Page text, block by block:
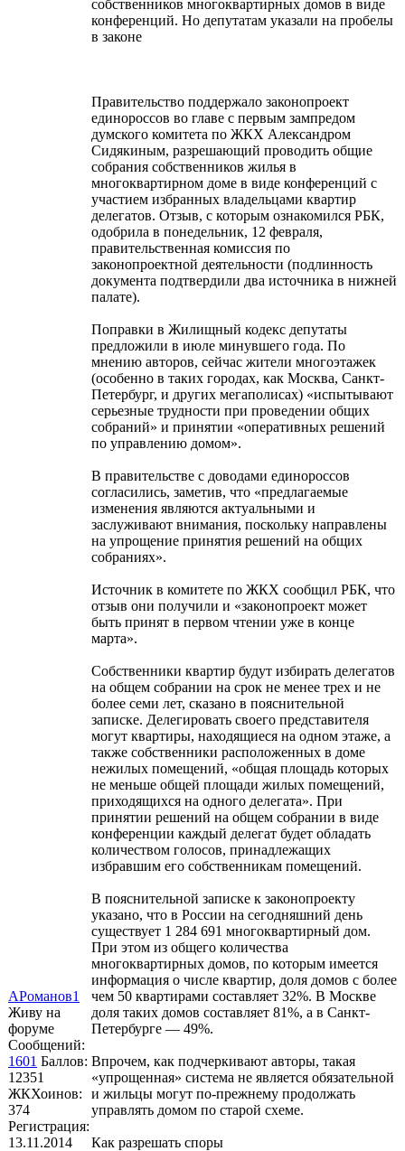
АРоманов1
Живу на
форуме
Сообщений:
1601 Баллов:
12351
ЖКХоинов:
374
Регистрация:
13.11.2014
собственников многоквартирных домов в виде
конференций. Но депутатам указали на пробелы
в законе
Правительство поддержало законопроект
единороссов во главе с первым зампредом
думского комитета по ЖКХ Александром
Сидякиным, разрешающий проводить общие
собрания собственников жилья в
многоквартирном доме в виде конференций с
участием избранных владельцами квартир
делегатов. Отзыв, с которым ознакомился РБК,
одобрила в понедельник, 12 февраля,
правительственная комиссия по
законопроектной деятельности (подлинность
документа подтвердили два источника в нижней
палате).
Поправки в Жилищный кодекс депутаты
предложили в июле минувшего года. По
мнению авторов, сейчас жители многоэтажек
(особенно в таких городах, как Москва, Санкт-
Петербург, и других мегаполисах) «испытывают
серьезные трудности при проведении общих
собраний» и принятии «оперативных решений
по управлению домом».
В правительстве с доводами единороссов
согласились, заметив, что «предлагаемые
изменения являются актуальными и
заслуживают внимания, поскольку направлены
на упрощение принятия решений на общих
собраниях».
Источник в комитете по ЖКХ сообщил РБК, что
отзыв они получили и «законопроект может
быть принят в первом чтении уже в конце
марта».
Собственники квартир будут избирать делегатов
на общем собрании на срок не менее трех и не
более семи лет, сказано в пояснительной
записке. Делегировать своего представителя
могут квартиры, находящиеся на одном этаже, а
также собственники расположенных в доме
нежилых помещений, «общая площадь которых
не меньше общей площади жилых помещений,
приходящихся на одного делегата». При
принятии решений на общем собрании в виде
конференции каждый делегат будет обладать
количеством голосов, принадлежащих
избравшим его собственникам помещений.
В пояснительной записке к законопроекту
указано, что в России на сегодняшний день
существует 1 284 691 многоквартирный дом.
При этом из общего количества
многоквартирных домов, по которым имеется
информация о числе квартир, доля домов с более
чем 50 квартирами составляет 32%. В Москве
доля таких домов составляет 81%, а в Санкт-
Петербурге — 49%.
Впрочем, как подчеркивают авторы, такая
«упрощенная» система не является обязательной
и жильцы могут по-прежнему продолжать
управлять домом по старой схеме.
Как разрешать споры